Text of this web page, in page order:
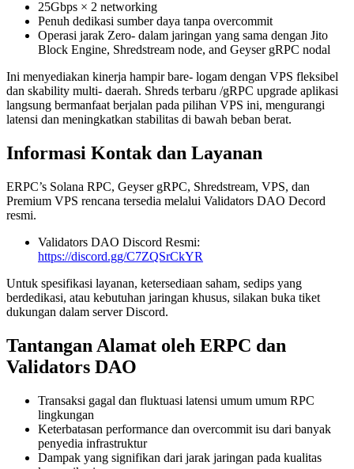
25Gbps × 2 networking
Penuh dedikasi sumber daya tanpa overcommit
Operasi jarak Zero- dalam jaringan yang sama dengan Jito
Block Engine, Shredstream node, and Geyser gRPC nodal
Ini menyediakan kinerja hampir bare- logam dengan VPS fleksibel
dan skability multi- daerah. Shreds terbaru /gRPC upgrade aplikasi
langsung bermanfaat berjalan pada pilihan VPS ini, mengurangi
latensi dan meningkatkan stabilitas di bawah beban berat.
Informasi Kontak dan Layanan
ERPC’s Solana RPC, Geyser gRPC, Shredstream, VPS, dan
Premium VPS rencana tersedia melalui Validators DAO Decord
resmi.
Validators DAO Discord Resmi:
https://discord.gg/C7ZQSrCkYR
Untuk spesifikasi layanan, ketersediaan saham, sedips yang
berdedikasi, atau kebutuhan jaringan khusus, silakan buka tiket
dukungan dalam server Discord.
Tantangan Alamat oleh ERPC dan
Validators DAO
Transaksi gagal dan fluktuasi latensi umum umum RPC
lingkungan
Keterbatasan performance dan overcommit isu dari banyak
penyedia infrastruktur
Dampak yang signifikan dari jarak jaringan pada kualitas